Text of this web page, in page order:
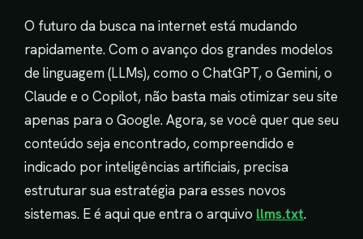
O futuro da busca na internet está mudando
rapidamente. Com o avanço dos grandes modelos
de linguagem (LLMs), como o ChatGPT, o Gemini, o
Claude e o Copilot, não basta mais otimizar seu site
apenas para o Google. Agora, se você quer que seu
conteúdo seja encontrado, compreendido e
indicado por inteligências artificiais, precisa
estruturar sua estratégia para esses novos
sistemas. E é aqui que entra o arquivo llms.txt.